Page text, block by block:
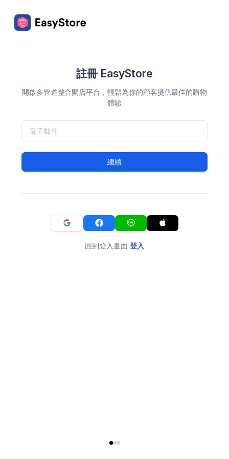
註冊 EasyStore
開啟多管道整合開店平台，輕鬆為你的顧客提供最佳的購物
體驗
繼續
回到登入畫面 登入